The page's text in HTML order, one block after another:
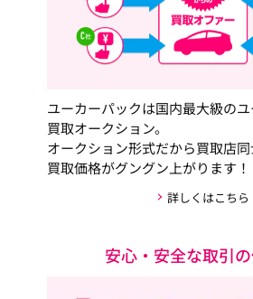
ユーカーパックは国内最大級の
買取オークション。
オークション形式だから買取店同
買取価格がグングン上がります！
詳しくはこちら
安心・安全な取引